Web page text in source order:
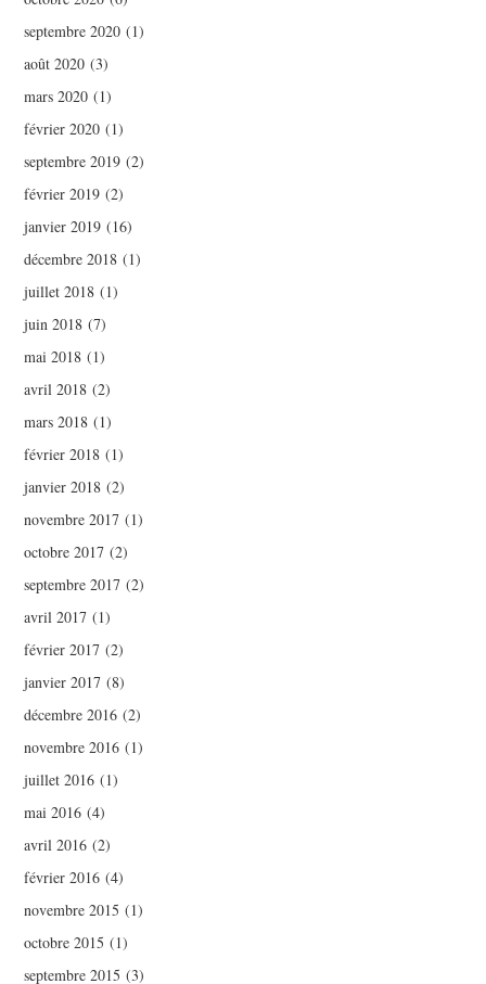
septembre 2020 (1)
août 2020 (3)
mars 2020 (1)
février 2020 (1)
septembre 2019 (2)
février 2019 (2)
janvier 2019 (16)
décembre 2018 (1)
juillet 2018 (1)
juin 2018 (7)
mai 2018 (1)
avril 2018 (2)
mars 2018 (1)
février 2018 (1)
janvier 2018 (2)
novembre 2017 (1)
octobre 2017 (2)
septembre 2017 (2)
avril 2017 (1)
février 2017 (2)
janvier 2017 (8)
décembre 2016 (2)
novembre 2016 (1)
juillet 2016 (1)
mai 2016 (4)
avril 2016 (2)
février 2016 (4)
novembre 2015 (1)
octobre 2015 (1)
septembre 2015 (3)